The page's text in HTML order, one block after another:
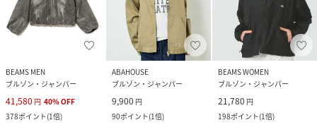
BEAMS MEN
ブルゾン・ジャンパー
41,580 円 40%OFF
378ポイント(1倍)
ABAHOUSE
ブルゾン・ジャンパー
9,900 円
90ポイント(1倍)
BEAMS WOMEN
ブルゾン・ジャンパー
21,780 円
198ポイント(1倍)